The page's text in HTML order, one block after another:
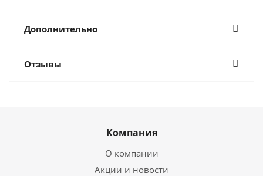
Дополнительно
Отзывы
Компания
О компании
Акции и новости